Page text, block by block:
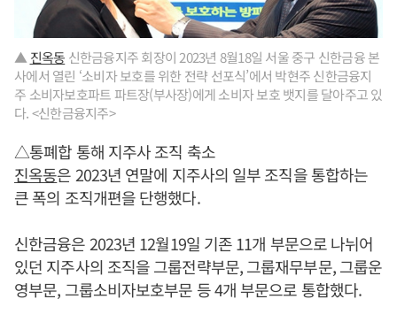
▲ 진옥동 신한금융지주 회장이 2023년 8월18일 서울 중구 신한금융 본
사에서 열린 ‘소비자 보호를 위한 전략 선포식’에서 박현주 신한금융지
주 소비자보호파트 파트장(부사장)에게 소비자 보호 뱃지를 달아주고 있
다. <신한금융지주>
△통폐합 통해 지주사 조직 축소
진옥동은 2023년 연말에 지주사의 일부 조직을 통합하는
큰 폭의 조직개편을 단행했다.
신한금융은 2023년 12월19일 기존 11개 부문으로 나뉘어
있던 지주사의 조직을 그룹전략부문, 그룹재무부문, 그룹운
영부문, 그룹소비자보호부문 등 4개 부문으로 통합했다.